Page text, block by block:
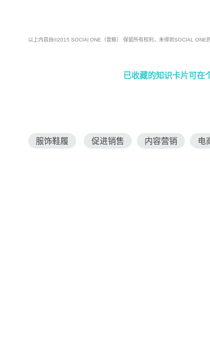
以上内容由©2015 SOCIAl ONE（壹鲸） 保留所有权利，未得到SOCIAL ONE
已收藏的知识卡片可在
服饰鞋履 促进销售 内容营销 电